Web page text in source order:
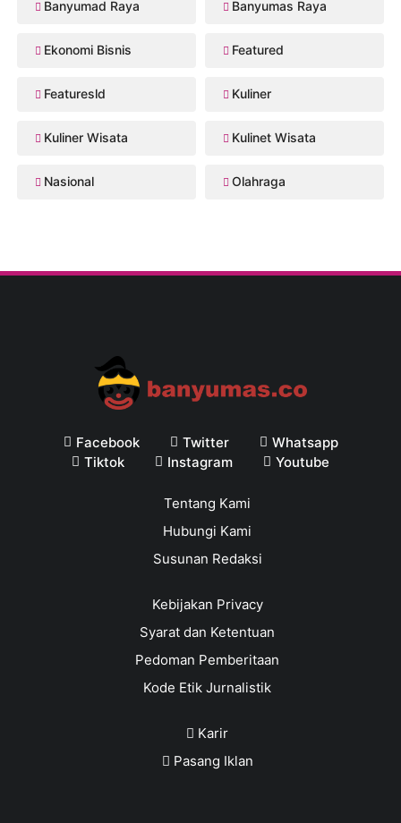
Banyumad Raya Banyumas Raya
Ekonomi Bisnis Featured
Featuresld Kuliner
Kuliner Wisata Kulinet Wisata
Nasional Olahraga
Facebook Twitter
Whatsapp
Tiktok
Instagram Youtube
Tentang Kami
Hubungi Kami
Susunan Redaksi
Kebijakan Privacy
Syarat dan Ketentuan
Pedoman Pemberitaan
Kode Etik Jurnalistik
Karir
Pasang Iklan